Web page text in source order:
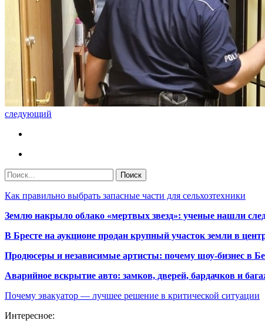
следующий
Как правильно выбрать запасные части для сельхозтехники
Землю накрыло облако «мертвых звезд»: ученые нашли
В Бресте на аукционе продан крупный участок земли в
Продюсеры и независимые артисты: почему шоу-бизнес в
Аварийное вскрытие авто: замков, дверей, бардачков и
Почему эвакуатор — лучшее решение в критической ситуации
Интересное: